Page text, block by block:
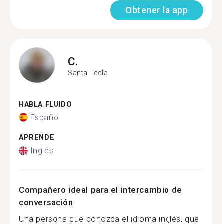
Obtener la app
C.
Santa Tecla
HABLA FLUIDO
Español
APRENDE
Inglés
Compañero ideal para el intercambio de
conversación
Una persona que conozca el idioma inglés, que